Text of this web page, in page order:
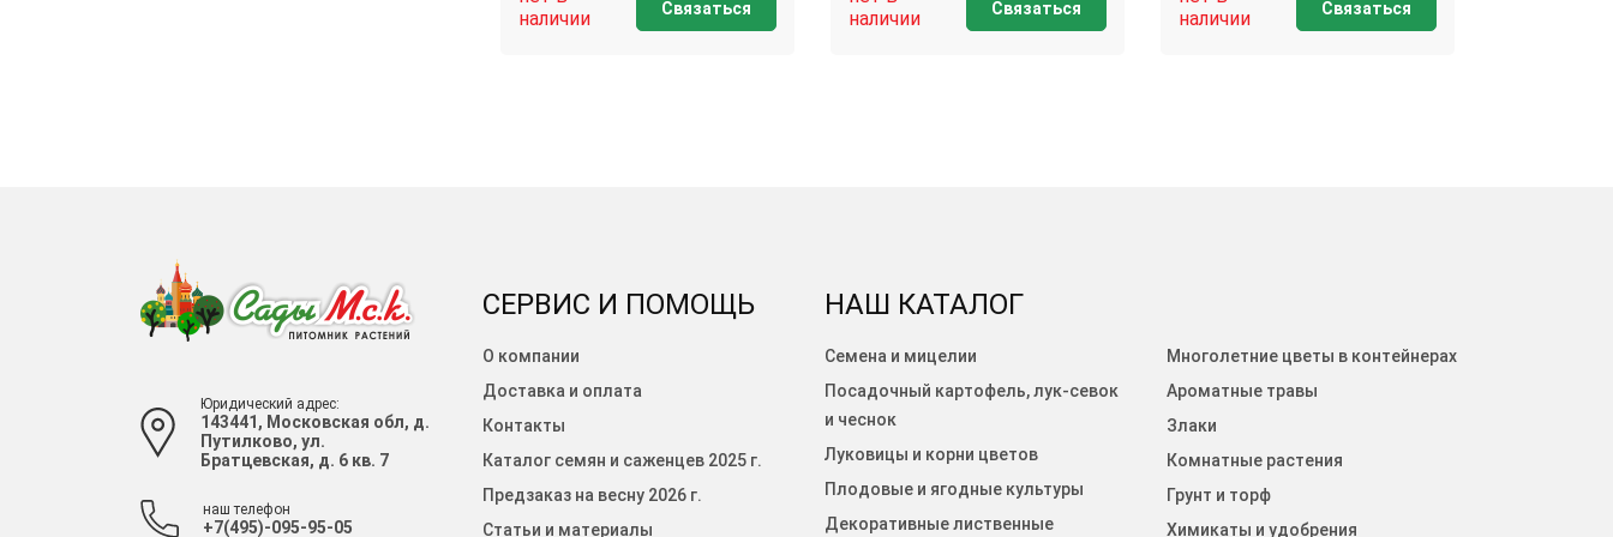
наличии
Связаться
наличии
Связаться
наличии
Связаться
Юридический адрес:
143441, Московская обл, д.
Путилково, ул.
Братцевская, д. 6 кв. 7
наш телефон
+7(495)-095-95-05
СЕРВИС И ПОМОЩЬ
О компании
Доставка и оплата
Контакты
Каталог семян и саженцев 2025 г.
Предзаказ на весну 2026 г.
Статьи и материалы
НАШ КАТАЛОГ
Семена и мицелии
Посадочный картофель, лук-севок
и чеснок
Луковицы и корни цветов
Плодовые и ягодные культуры
Декоративные лиственные
Многолетние цветы в контейнерах
Ароматные травы
Злаки
Комнатные растения
Грунт и торф
Химикаты и удобрения